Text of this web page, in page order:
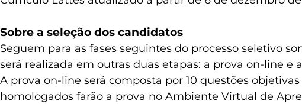
Sobre a seleção dos candidatos
Seguem para as fases seguintes do processo seletivo
será realizada em outras duas etapas: a prova on-line e
A prova on-line será composta por 10 questões
homologados farão a prova no Ambiente Virtual de